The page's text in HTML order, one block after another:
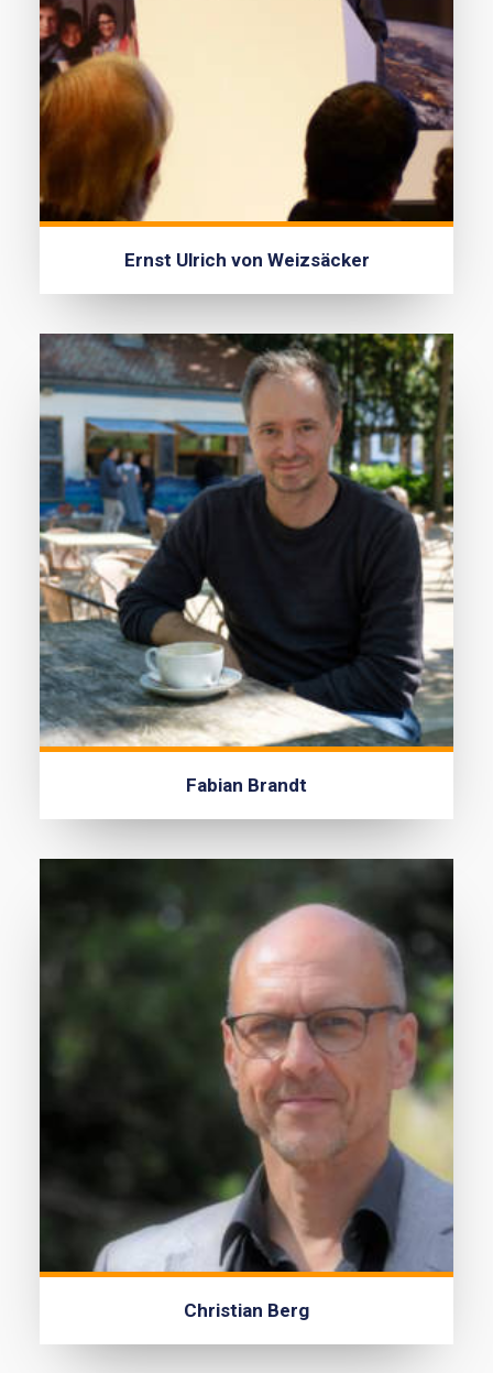
Ernst Ulrich von Weizsäcker
Fabian Brandt
Christian Berg